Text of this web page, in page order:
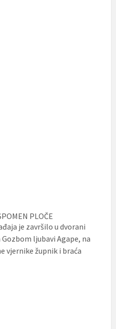
PLOČE
je završilo u dvorani
ljubavi Agape, na
vjernike župnik i braća